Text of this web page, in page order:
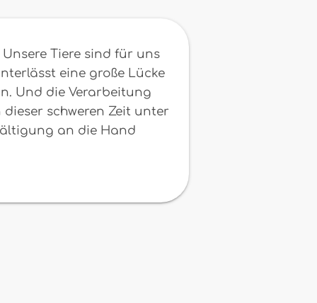
Tiere sind für uns
eine große Lücke
Und die Verarbeitung
schweren Zeit unter
an die Hand